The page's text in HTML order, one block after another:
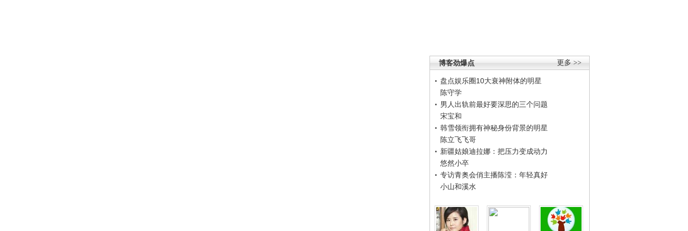
更多 >>
博客劲爆点
盘点娱乐圈10大衰神附体的明星
陈守学
男人出轨前最好要深思的三个问题
宋宝和
韩雪领衔拥有神秘身份背景的明星
陈立飞飞哥
新疆姑娘迪拉娜：把压力变成动力
悠然小卒
专访青奥会俏主播陈滢：年轻真好
小山和溪水